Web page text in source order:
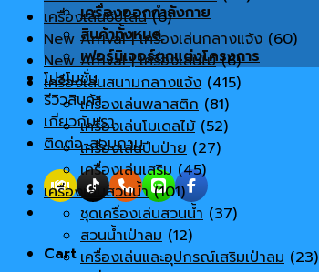
เครื่องออกกำลังกาย
สินค้าทั้งหมด
เฟอร์นิเจอร์ตกแต่งโครงการ
โปรโมชั่น
รีวิวสินค้า
เกี่ยวกับเรา
ติดต่อ-สอบถาม
Cart
เครื่องเล่นซิปไลน์ (6)
New Arrival | เครื่องเล่นกลางแจ้ง (60)
New Arrival | เครื่องเล่นไม้ (6)
เครื่องเล่นสนามกลางแจ้ง (415)
เครื่องเล่นพลาสติก (81)
เครื่องเล่นโมเดลไม้ (52)
เครื่องเล่นปีนป่าย (27)
เครื่องเล่นเสริม (45)
เครื่องเล่นสวนน้ำ (101)
ชุดเครื่องเล่นสวนน้ำ (37)
สวนน้ำเป่าลม (12)
เครื่องเล่นและอุปกรณ์เสริมเป่าลม (23)